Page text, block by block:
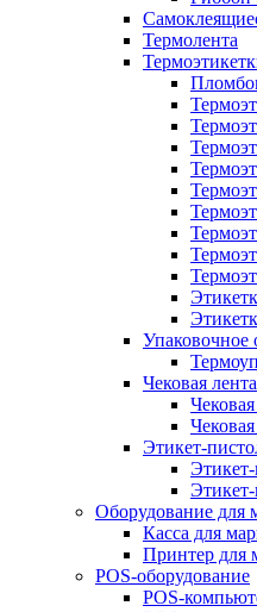
Термолента
Упаковочное
Чековая лента
Этикет-
Оборудование для
Касса для
Принтер для
POS-оборудование
POS-